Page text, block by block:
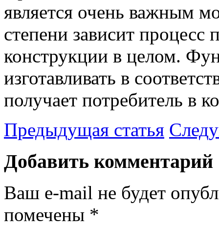
является очень важным
степени зависит
конструкции в целом.
изготавливать в
получает потребитель в
Предыдущая статья
Добавить комментарий
Ваш e-mail не будет
помечены *